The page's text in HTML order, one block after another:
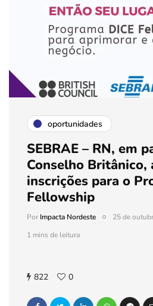
oportunidades
SEBRAE – RN, em
Conselho Britânico,
inscrições para o
Fellowship
PorImpacta Nordeste
25 de
1 mins de leitura
822 0